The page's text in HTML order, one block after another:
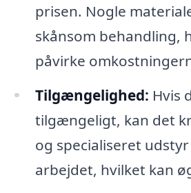
prisen. Nogle
skånsom behandling,
påvirke
Tilgængelighed: Hvis
tilgængeligt, kan det
og specialiseret
arbejdet, hvilket kan